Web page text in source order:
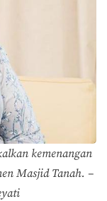
kemenangan
Masjid Tanah. –